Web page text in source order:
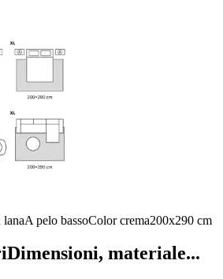
lanaA pelo bassoColor crema200x290 cm
Dimensioni, materiale...